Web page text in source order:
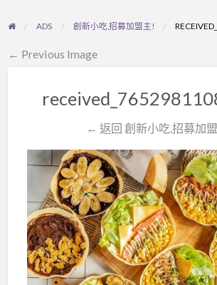
ADS 創新小吃,招募加盟主!
← Previous Image
← 返回 創新小吃,招募加